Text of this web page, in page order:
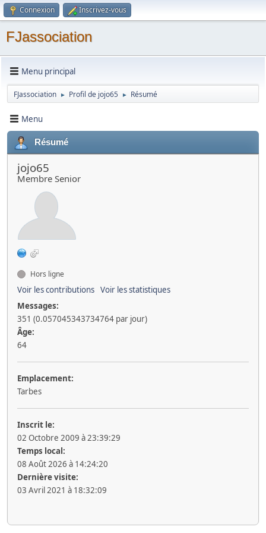
Connexion Inscrivez-vous
FJassociation
Menu principal
FJassociation ► Profil de jojo65 ► Résumé
Menu
Résumé
jojo65
Membre Senior
Hors ligne
Voir les contributions Voir les statistiques
Messages:
351 (0.057045343734764 par jour)
Âge:
64
Emplacement:
Tarbes
Inscrit le:
02 Octobre 2009 à 23:39:29
Temps local:
08 Août 2026 à 14:24:20
Dernière visite:
03 Avril 2021 à 18:32:09